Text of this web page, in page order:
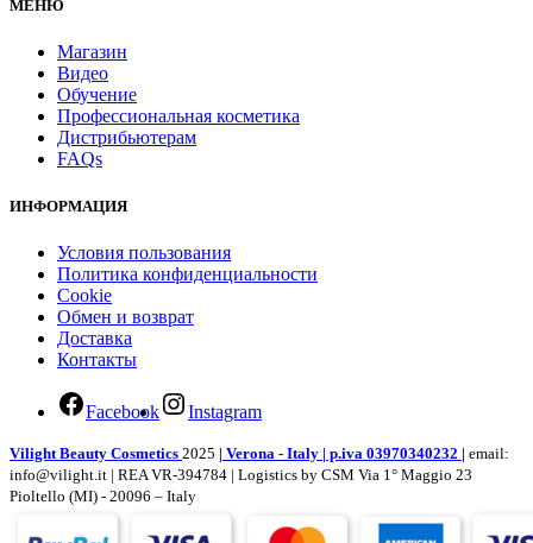
МЕНЮ
Магазин
Видео
Обучение
Профессиональная косметика
Дистрибьютерам
FAQs
ИНФОРМАЦИЯ
Условия пользования
Политика конфиденциальности
Cookie
Обмен и возврат
Доставка
Контакты
Facebook Instagram
Vilight Beauty Cosmetics 2025 | Verona - Italy | p.iva 03970340232 | email:
info@vilight.it | REA VR-394784 | Logistics by CSM Via 1° Maggio 23
Pioltello (MI) - 20096 – Italy